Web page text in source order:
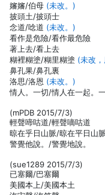
嬸嬸/伯母 (未改。)
披頭土/披頭士
念道/唸道 (未改。)
看作是危險/看作最危險
著上去/看上去
糊裡糊塗/糊里糊塗 (未改
鼻孔果/鼻孔裏
洛思/洛恩 (未改。)
情人。一切/情人在一起。
(mPDB 2015/7/3)
輕聲啼咕道/輕聲嘀咕道
晾在乎日山脈/晾在平日山脈
警覺他說。/警覺地說。
(sue1289 2015/7/3)
已塞爾/巴塞爾
美國本上/美國本土